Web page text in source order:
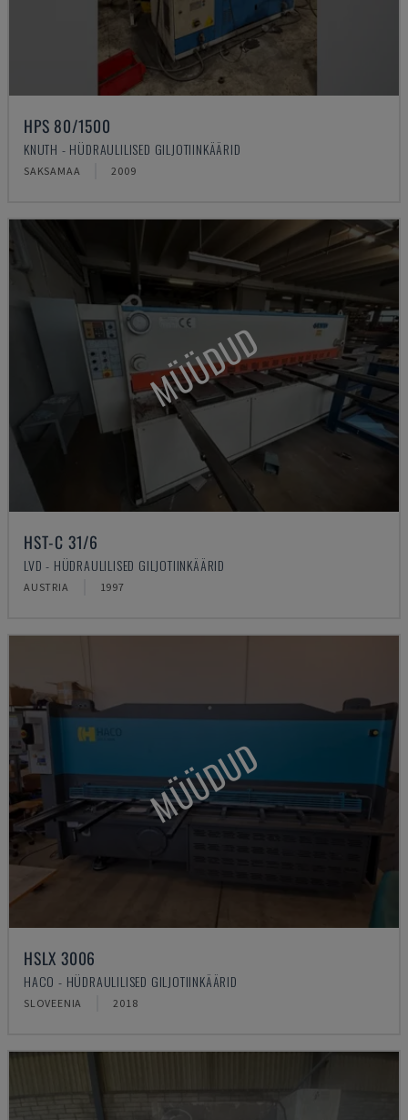
HPS 80/1500
KNUTH - HÜDRAULILISED GILJOTIINKÄÄRID
SAKSAMAA 2009
MÜÜDUD
HST-C 31/6
LVD - HÜDRAULILISED GILJOTIINKÄÄRID
AUSTRIA 1997
MÜÜDUD
HSLX 3006
HACO - HÜDRAULILISED GILJOTIINKÄÄRID
SLOVEENIA 2018